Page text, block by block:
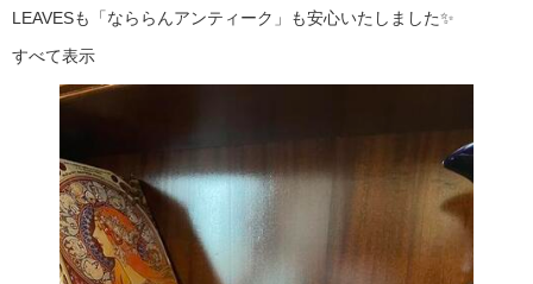
LEAVESも「なららんアンティーク」も安心いたしました✨
すべて表示